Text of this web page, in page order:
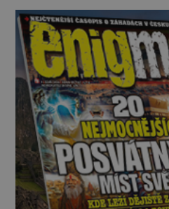
nadpřirozeného? Histori